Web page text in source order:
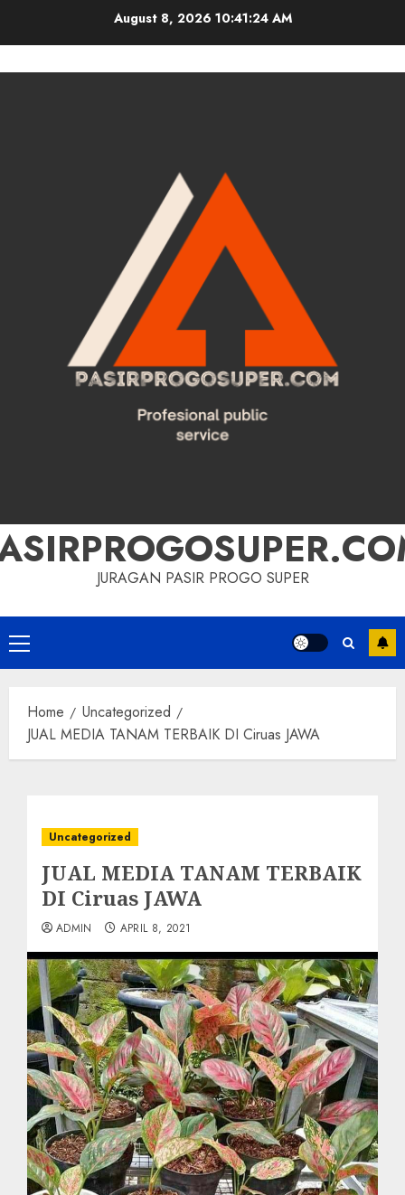
August 8, 2026 10:41:24 AM
JURAGAN PASIR PROGO SUPER
Primary
Menu
Home
Uncategorized
JUAL MEDIA TANAM TERBAIK DI Ciruas JAWA
Uncategorized
JUAL MEDIA TANAM TERBAIK
DI Ciruas JAWA
ADMIN APRIL 8, 2021